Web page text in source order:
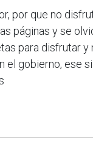
por que no
páginas y se
para disfrutar y
el gobierno, ese